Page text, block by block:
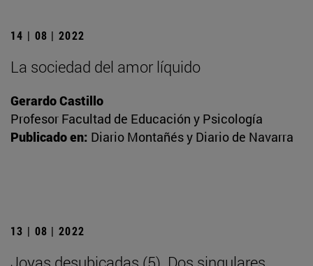
14 | 08 | 2022
La sociedad del amor líquido
Gerardo Castillo
Profesor Facultad de Educación y Psicología
Publicado en: Diario Montañés y Diario de Navarra
13 | 08 | 2022